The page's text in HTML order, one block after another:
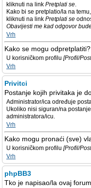
kliknuti na link Pretplati se.
Kako bi se pretplatio/la na
kliknuti na link Pretplati se
Obavijesti me kad odgovor
Vrh
Kako se mogu odpretplatiti?
U korisničkom profilu [Profil/
Vrh
Privitci
Postanje kojih privitaka je
Administrator/ica određuje
Ukoliko nisi siguran/na
administratora/icu.
Vrh
Kako mogu pronaći (sve)
U korisničkom profilu [Profil/
Vrh
phpBB3
Tko je napisao/la ovaj